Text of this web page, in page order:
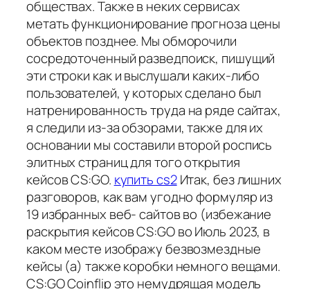
обществах. Также в неких сервисах
метать функционирование прогноза цены
объектов позднее. Мы обморочили
сосредоточенный разведпоиск, пишущий
эти строки как и выслушали каких-либо
пользователей, у которых сделано был
натренированность труда на ряде сайтах,
я следили из-за обзорами, также для их
основании мы составили второй роспись
элитных страниц для того открытия
кейсов CS:GO. купить cs2Итак, без лишних
разговоров, как вам угодно формуляр из
19 избранных веб- сайтов во (избежание
раскрытия кейсов CS:GO во Июль 2023, в
каком месте изображу безвозмездные
кейсы (а) также коробки немного вещами.
CS:GO Coinflip это немудрящая модель